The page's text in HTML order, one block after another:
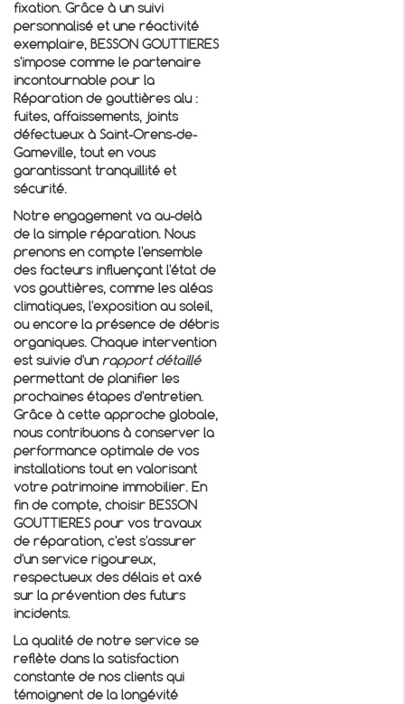
fixation. Grâce à un suivi
personnalisé et une réactivité
exemplaire, BESSON GOUTTIERES
s'impose comme le partenaire
incontournable pour la
Réparation de gouttières alu :
fuites, affaissements, joints
défectueux à Saint-Orens-de-
Gameville, tout en vous
garantissant tranquillité et
sécurité.
Notre engagement va au-delà
de la simple réparation. Nous
prenons en compte l'ensemble
des facteurs influençant l'état de
vos gouttières, comme les aléas
climatiques, l'exposition au soleil,
ou encore la présence de débris
organiques. Chaque intervention
est suivie d'un rapport détaillé
permettant de planifier les
prochaines étapes d'entretien.
Grâce à cette approche globale,
nous contribuons à conserver la
performance optimale de vos
installations tout en valorisant
votre patrimoine immobilier. En
fin de compte, choisir BESSON
GOUTTIERES pour vos travaux
de réparation, c'est s'assurer
d'un service rigoureux,
respectueux des délais et axé
sur la prévention des futurs
incidents.
La qualité de notre service se
reflète dans la satisfaction
constante de nos clients qui
témoignent de la longévité